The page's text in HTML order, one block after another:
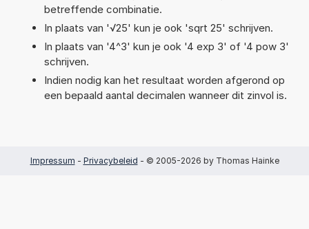
betreffende combinatie.
In plaats van '√25' kun je ook 'sqrt 25' schrijven.
In plaats van '4^3' kun je ook '4 exp 3' of '4 pow 3'
schrijven.
Indien nodig kan het resultaat worden afgerond op
een bepaald aantal decimalen wanneer dit zinvol is.
Impressum - Privacybeleid - © 2005-2026 by Thomas Hainke